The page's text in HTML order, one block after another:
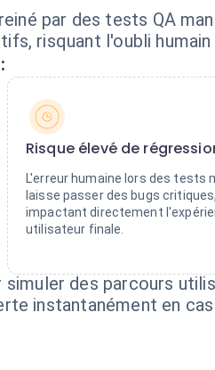
par des tests QA
risquant l'oubli
Risque élevé de
L'erreur humaine lors des tests
laisse passer des bugs critiques,
impactant directement
utilisateur finale.
des parcours
instantanément en